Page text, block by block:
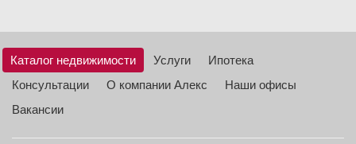
Каталог недвижимости Услуги
Ипотека
Консультации
О компании Алекс
Наши офисы
Вакансии